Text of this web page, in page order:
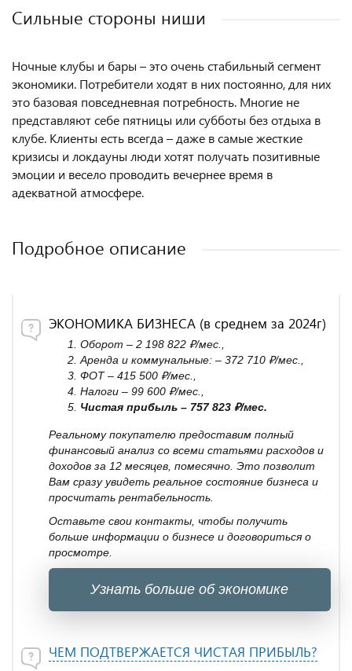
Сильные стороны ниши
Ночные клубы и бары – это очень стабильный сегмент
экономики. Потребители ходят в них постоянно, для них
это базовая повседневная потребность. Многие не
представляют себе пятницы или субботы без отдыха в
клубе. Клиенты есть всегда – даже в самые жесткие
кризисы и локдауны люди хотят получать позитивные
эмоции и весело проводить вечернее время в
адекватной атмосфере.
Подробное описание
ЭКОНОМИКА БИЗНЕСА (в среднем за 2024г)
Оборот – 2 198 822 ₽/мес.,
Аренда и коммунальные: – 372 710 ₽/мес.,
ФОТ – 415 500 ₽/мес.,
Налоги – 99 600 ₽/мес.,
Чистая прибыль – 757 823 ₽/мес.
Реальному покупателю предоставим полный
финансовый анализ со всеми статьями расходов и
доходов за 12 месяцев, помесячно. Это позволит
Вам сразу увидеть реальное состояние бизнеса и
просчитать рентабельность.
Оставьте свои контакты, чтобы получить
больше информации о бизнесе и договориться о
просмотре.
Узнать больше об экономике
ЧЕМ ПОДТВЕРЖАЕТСЯ ЧИСТАЯ ПРИБЫЛЬ?